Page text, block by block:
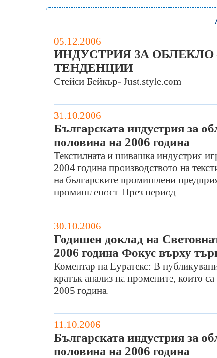
05.12.2006
ИНДУСТРИЯ ЗА
ТЕНДЕНЦИИ
Стейси Бейкър- Just.style.com
31.10.2006
Българската индустрия за
половина на 2006 година
Текстилната и шивашка индустрия
2004 година производството на
на българските промишлени
промишленост. През период
30.10.2006
Годишен доклад на
2006 година Фокус върху
Коментар на Еуратекс: В
кратък анализ на промените, които
2005 година.
11.10.2006
Българската индустрия за
половина на 2006 година